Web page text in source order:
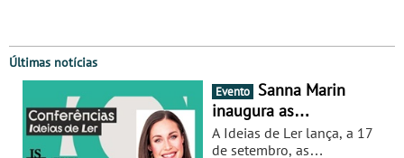
Últimas notícias
Evento
inaugura as
Conferências Ideias de
Ler, em Lisboa - Antiga
A Ideias de Ler lança, a 17
de setembro, as